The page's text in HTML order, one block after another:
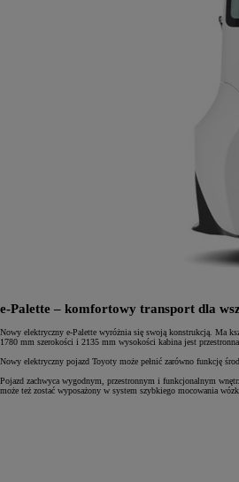
e-Palette – komfortowy transport dla
Nowy elektryczny e-Palette wyróżnia się swoją konstrukcją. Ma
1780 mm szerokości i 2135 mm wysokości kabina jest
Nowy elektryczny pojazd Toyoty może pełnić zarówno funkcję
Pojazd zachwyca wygodnym, przestronnym i funkcjonalnym
może też zostać wyposażony w system szybkiego mocowania